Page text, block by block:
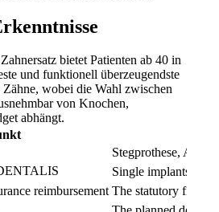
bietet Patienten ab 40 in
und funktionell überzeugendste
wobei die Wahl zwischen
von Knochen,
abhängt.
Stegprothese, All-
Single implants
reimbursement The statutory fixed